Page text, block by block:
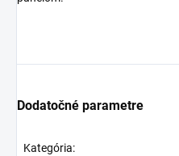
Dodatočné parametre
Kategória: